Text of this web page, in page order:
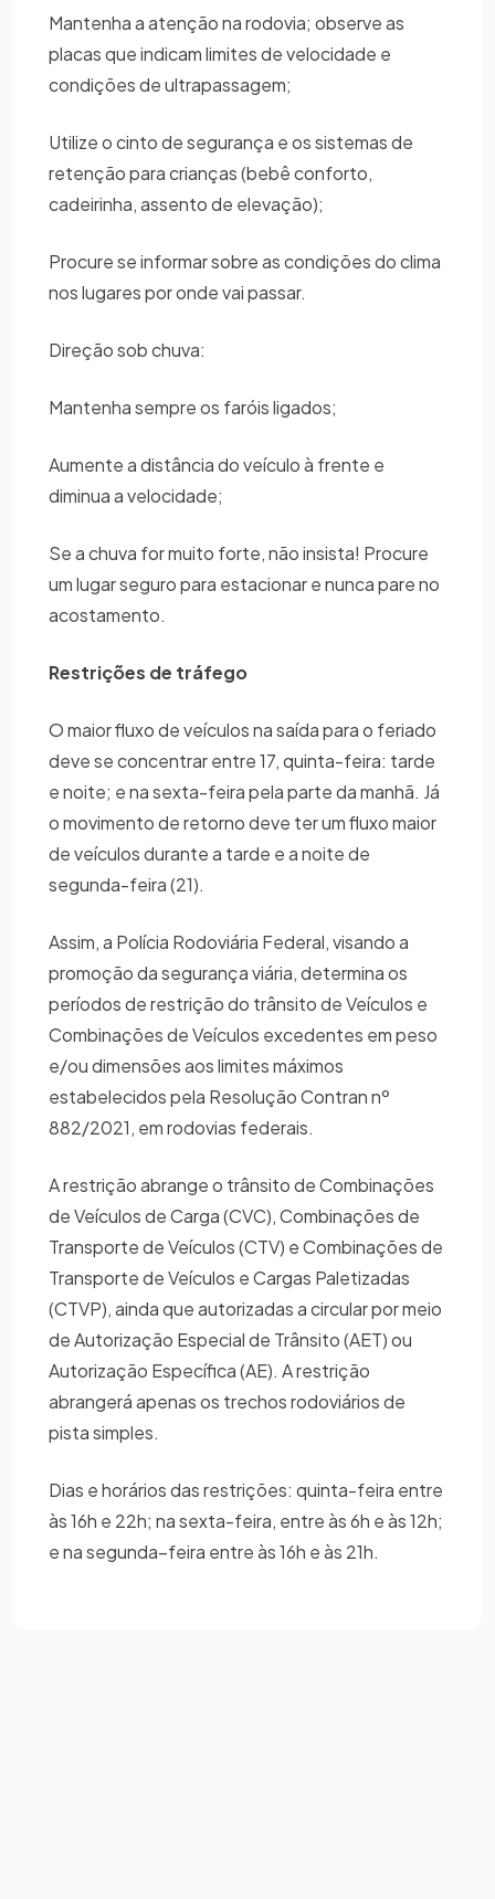
Mantenha a atenção na rodovia; observe as
placas que indicam limites de velocidade e
condições de ultrapassagem;
Utilize o cinto de segurança e os sistemas de
retenção para crianças (bebê conforto,
cadeirinha, assento de elevação);
Procure se informar sobre as condições do clima
nos lugares por onde vai passar.
Direção sob chuva:
Mantenha sempre os faróis ligados;
Aumente a distância do veículo à frente e
diminua a velocidade;
Se a chuva for muito forte, não insista! Procure
um lugar seguro para estacionar e nunca pare no
acostamento.
Restrições de tráfego
O maior fluxo de veículos na saída para o feriado
deve se concentrar entre 17, quinta-feira: tarde
e noite; e na sexta-feira pela parte da manhã. Já
o movimento de retorno deve ter um fluxo maior
de veículos durante a tarde e a noite de
segunda-feira (21).
Assim, a Polícia Rodoviária Federal, visando a
promoção da segurança viária, determina os
períodos de restrição do trânsito de Veículos e
Combinações de Veículos excedentes em peso
e/ou dimensões aos limites máximos
estabelecidos pela Resolução Contran nº
882/2021, em rodovias federais.
A restrição abrange o trânsito de Combinações
de Veículos de Carga (CVC), Combinações de
Transporte de Veículos (CTV) e Combinações de
Transporte de Veículos e Cargas Paletizadas
(CTVP), ainda que autorizadas a circular por meio
de Autorização Especial de Trânsito (AET) ou
Autorização Específica (AE). A restrição
abrangerá apenas os trechos rodoviários de
pista simples.
Dias e horários das restrições: quinta-feira entre
às 16h e 22h; na sexta-feira, entre às 6h e às 12h;
e na segunda–feira entre às 16h e às 21h.